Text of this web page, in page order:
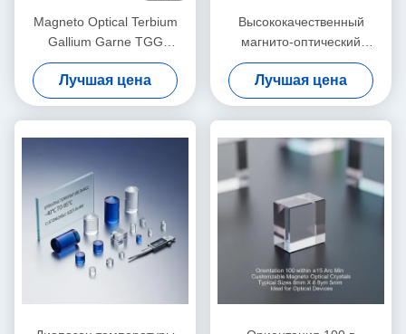
Magneto Optical Terbium
Gallium Garne TGG
Однокристаллический
Лучшая цена
Высококачественный
магнито-оптический
кристалл TGG TSAG,
галлиевый гранат тербия
для изоляторов и
ротаторов Фарадея,
передача 400 ‰ 1100 нм
Лучшая цена